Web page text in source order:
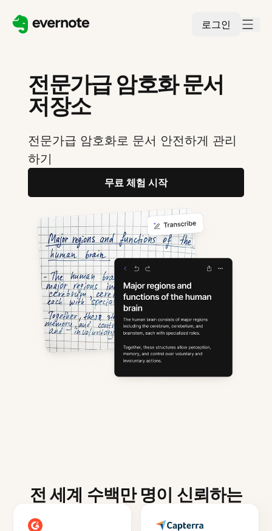
로그인
전문가급 암호화 문서
저장소
전문가급 암호화로 문서 안전하게 관리
하기
무료 체험 시작
전 세계 수백만 명이 신뢰하는